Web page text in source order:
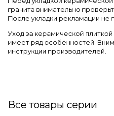
гранита внимательно
После укладки рекламации не
Уход за керамической
имеет ряд особенностей.
инструкции производителей.
Все товары серии